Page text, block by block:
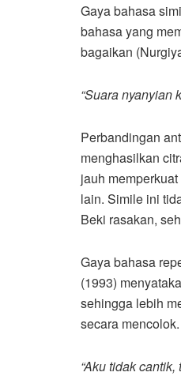
Gaya bahasa
bahasa yang
bagaikan
“Suara nyanyian
Perbandingan
menghasilkan
jauh
lain. Simile ini
Beki rasakan,
Gaya bahasa
(1993)
sehingga lebih
secara mencolok.
“Aku tidak